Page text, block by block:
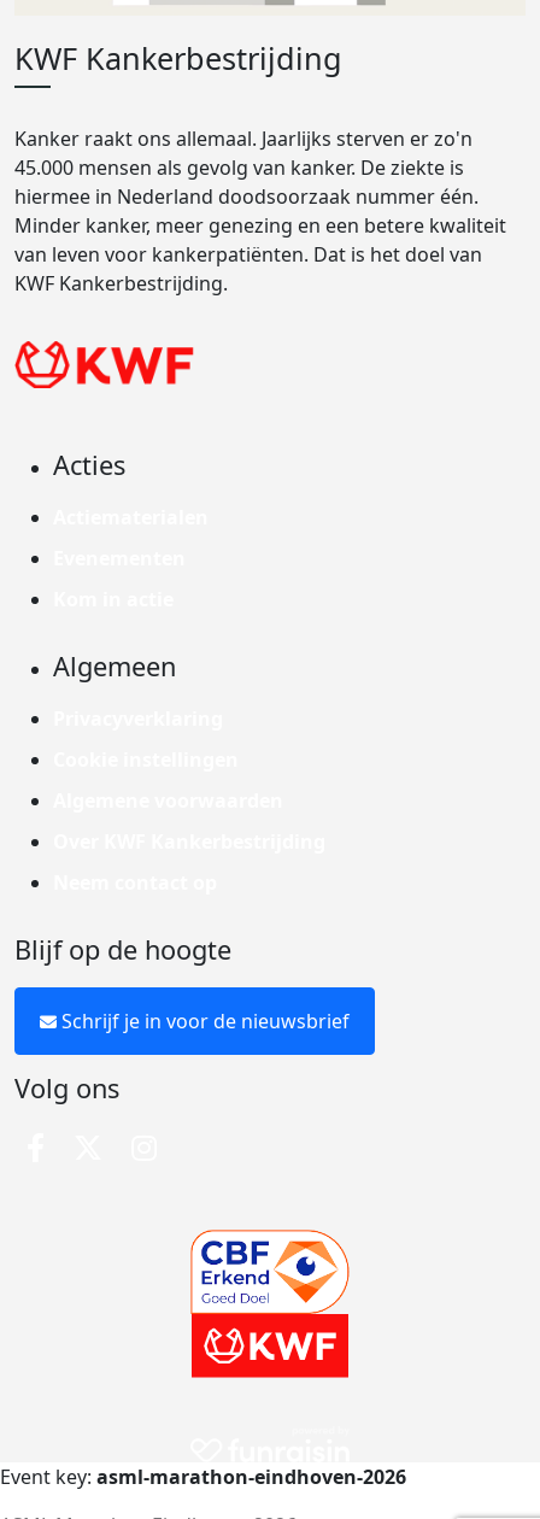
KWF Kankerbestrijding
Kanker raakt ons allemaal. Jaarlijks sterven er zo'n
45.000 mensen als gevolg van kanker. De ziekte is
hiermee in Nederland doodsoorzaak nummer één.
Minder kanker, meer genezing en een betere kwaliteit
van leven voor kankerpatiënten. Dat is het doel van
KWF Kankerbestrijding.
Acties
Algemeen
Blijf op de hoogte
Schrijf je in voor de nieuwsbrief
Volg ons
Event key: asml-marathon-eindhoven-2026